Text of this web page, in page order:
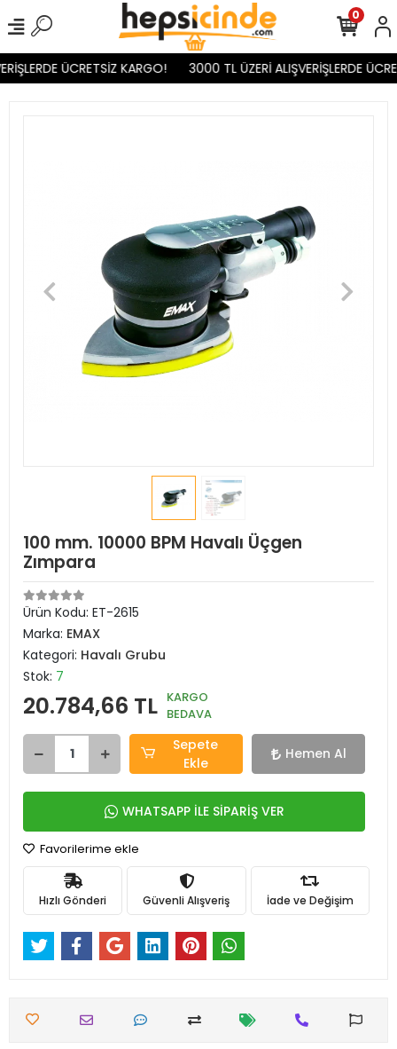
ÜCRETSİZ KARGO! 3000 TL ÜZERİ ALIŞVERİŞLERDE
0
100 mm. 10000 BPM Havalı Üçgen
Zımpara
Ürün Kodu: ET-2615
Marka: EMAX
Kategori: Havalı Grubu
Stok: 7
20.784,66 TL KARGO
BEDAVA
Sepete
Ekle
Hemen Al
WHATSAPP İLE SİPARİŞ VER
Favorilerime ekle
Hızlı Gönderi Güvenli Alışveriş İade ve Değişim